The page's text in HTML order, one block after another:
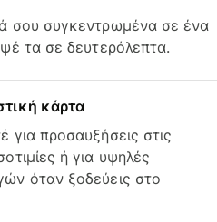
σου συγκεντρωμένα σε ένα
τα σε δευτερόλεπτα.
κάρτα
για προσαυξήσεις στις
ή για υψηλές
όταν ξοδεύεις στο